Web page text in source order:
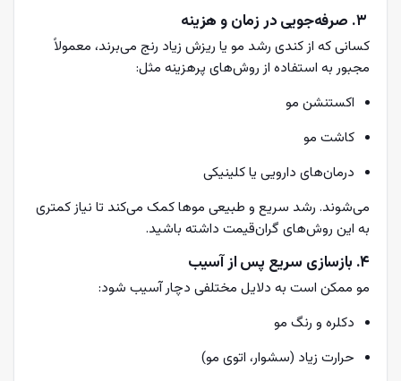
کسانی که از کندی رشد مو یا ریزش زیاد رنج می‌برند، معمولاً
مجبور به استفاده از روش‌های پرهزینه مثل:
اکستنشن مو
کاشت مو
درمان‌های دارویی یا کلینیکی
می‌شوند. رشد سریع و طبیعی موها کمک می‌کند تا نیاز کمتری
به این روش‌های گران‌قیمت داشته باشید.
۴. بازسازی سریع پس از آسیب
مو ممکن است به دلایل مختلفی دچار آسیب شود:
دکلره و رنگ‌ مو
حرارت زیاد (سشوار، اتوی مو)